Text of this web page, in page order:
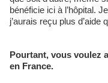
bénéficie ici à l’hôpital.
j’aurais reçu plus d’aide
Pourtant, vous voulez aller en Angleterre et ne pas rester
en France.